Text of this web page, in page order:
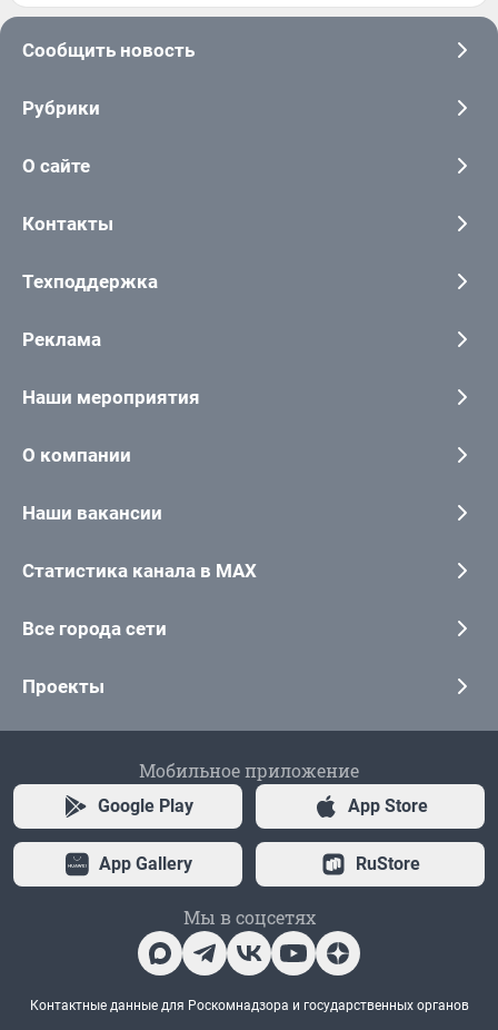
Сообщить новость
Рубрики
О сайте
Контакты
Техподдержка
Реклама
Наши мероприятия
О компании
Наши вакансии
Статистика канала в MAX
Все города сети
Проекты
Мобильное приложение
Google Play App Store
App Gallery RuStore
Мы в соцсетях
Контактные данные для Роскомнадзора и государственных органов